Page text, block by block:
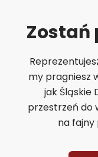
Zostań
my pragniesz
jak Śląskie
przestrzeń do
na fajny